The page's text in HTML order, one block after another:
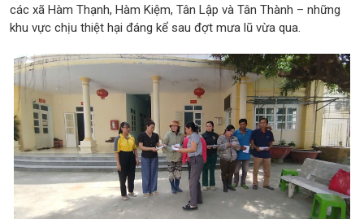
các xã Hàm Thạnh, Hàm Kiệm, Tân Lập và Tân Thành – những
khu vực chịu thiệt hại đáng kể sau đợt mưa lũ vừa qua.